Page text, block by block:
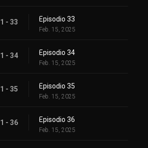
1 - 33 Episodio 33
Feb. 15, 2025
1 - 34 Episodio 34
Feb. 15, 2025
1 - 35 Episodio 35
Feb. 15, 2025
1 - 36 Episodio 36
Feb. 15, 2025